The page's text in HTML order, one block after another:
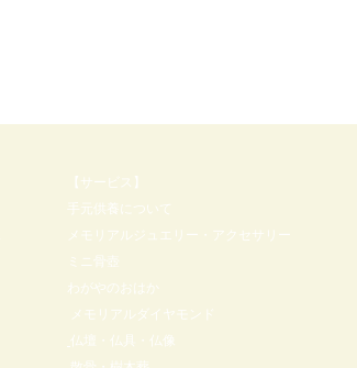
【サービス】
手元供養について
メモリアルジュエリー・アクセサリー
ミニ骨壺
​わがやのおはか
メモリアルダイヤモンド
仏壇・仏具・仏像